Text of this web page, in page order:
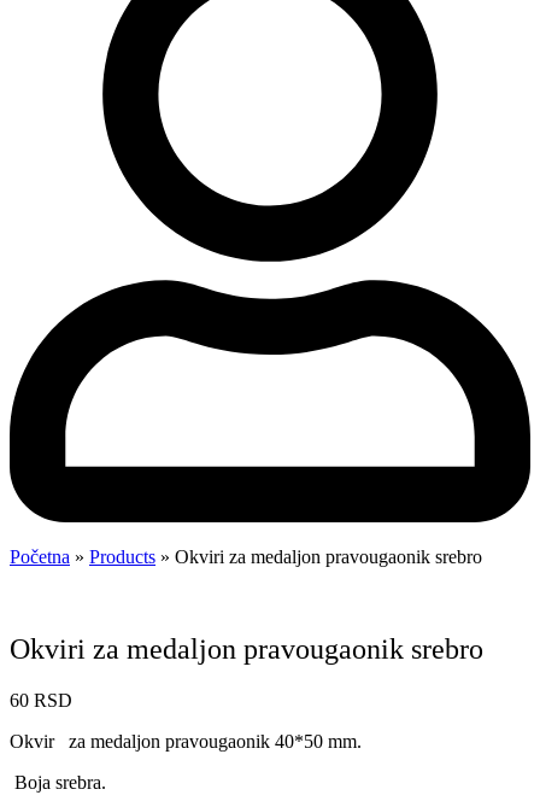
Početna » Products » Okviri za medaljon pravougaonik srebro
Okviri za medaljon pravougaonik srebro
60 RSD
Okvir za medaljon pravougaonik 40*50 mm.
Boja srebra.